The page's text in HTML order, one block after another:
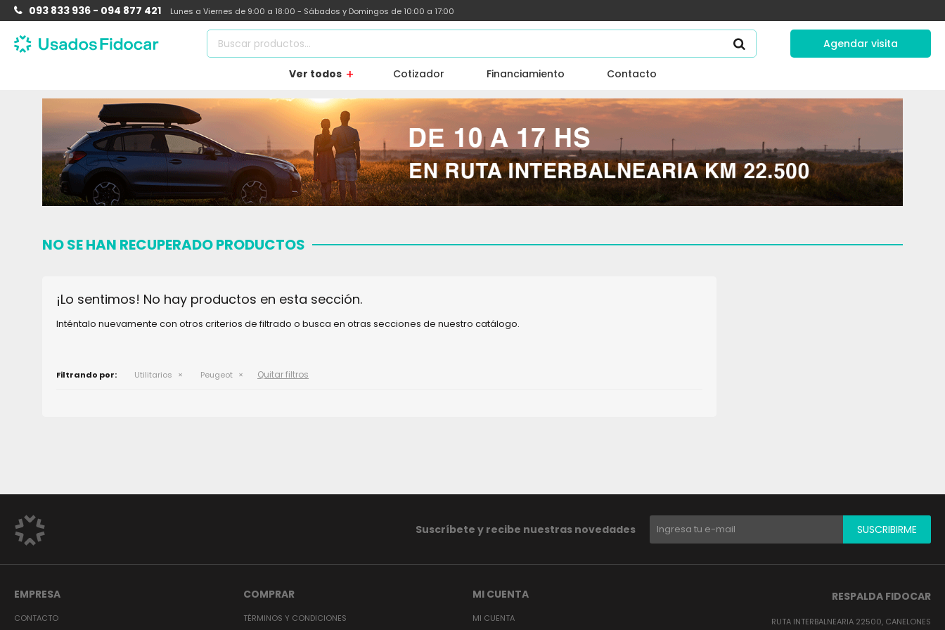
Ver todos Cotizador Financiamiento Contacto
Agendar visita
093 833 936 - 094 877 421 Lunes a Viernes de 9:00 a 18:00 - Sábados y Domingos de 10:00 a 17:00
NO SE HAN RECUPERADO PRODUCTOS
¡Lo sentimos! No hay productos en esta sección.
Inténtalo nuevamente con otros criterios de filtrado o busca en otras secciones de nuestro catálogo.
Filtrando por: Utilitarios Peugeot Quitar filtros
RESPALDA FIDOCAR
RUTA INTERBALNEARIA 22500, CANELONES
EMPRESA
CONTACTO
COMPRAR
TÉRMINOS Y CONDICIONES
MI CUENTA
MI CUENTA
Suscríbete y recibe nuestras novedades SUSCRIBIRME